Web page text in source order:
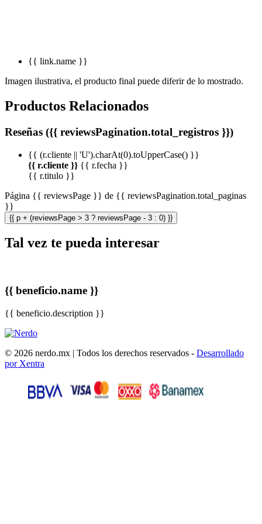
{{ link.name }}
Imagen ilustrativa, el producto final puede diferir de lo mostrado.
Productos Relacionados
Reseñas ({{ reviewsPagination.total_registros }})
{{ (r.cliente || 'U').charAt(0).toUpperCase() }}
{{ r.cliente }} {{ r.fecha }}
{{ r.titulo }}
Página {{ reviewsPage }} de {{ reviewsPagination.total_paginas
}}
{{ p + (reviewsPage > 3 ? reviewsPage - 3 : 0) }}
Tal vez te pueda interesar
{{ beneficio.name }}
{{ beneficio.description }}
© 2026 nerdo.mx | Todos los derechos reservados - Desarrollado
por Xentra